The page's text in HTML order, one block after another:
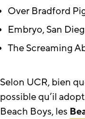
Over Bradford
Embryo, San
The Screaming
Selon UCR, bien
possible qu’il
Beach Boys, les